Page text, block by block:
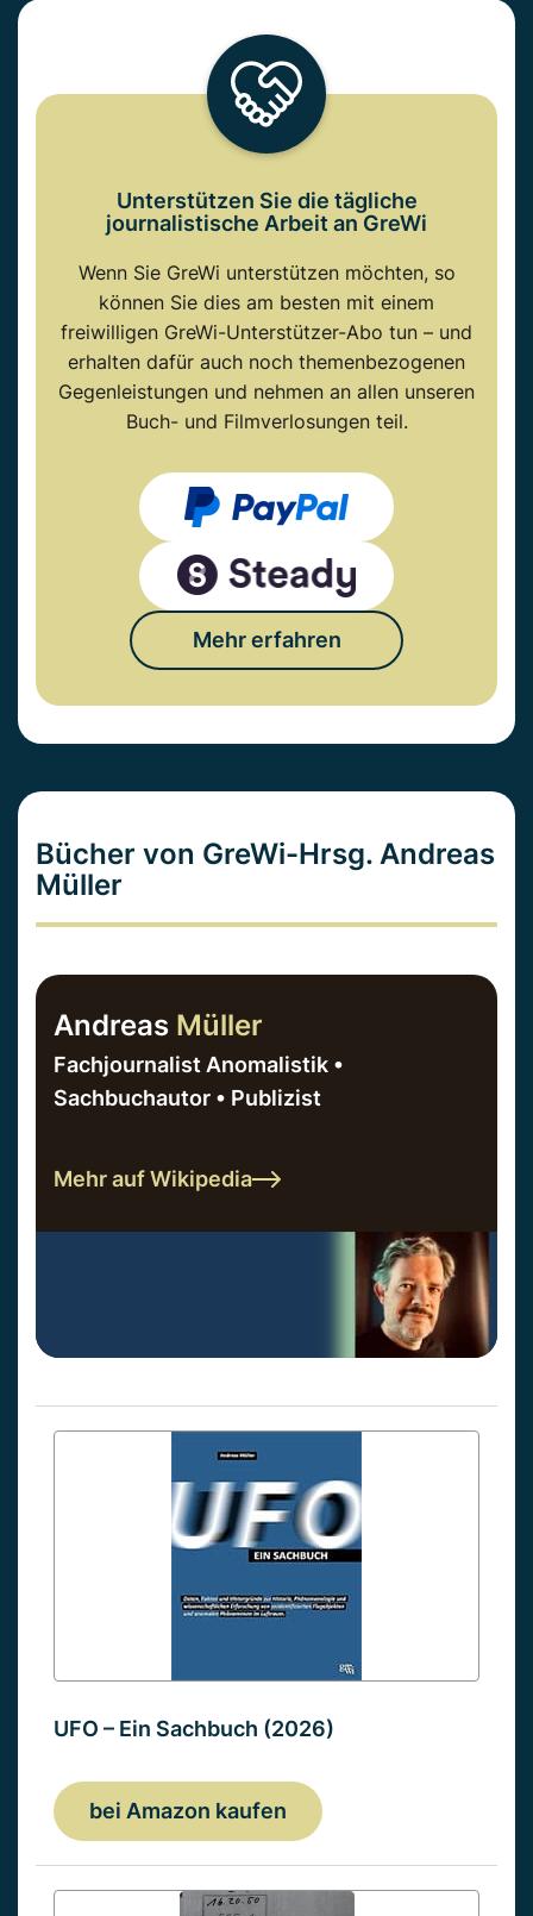
Unterstützen Sie die tägliche
journalistische Arbeit an GreWi
Wenn Sie GreWi unterstützen möchten, so
können Sie dies am besten mit einem
freiwilligen GreWi-Unterstützer-Abo tun – und
erhalten dafür auch noch themenbezogenen
Gegenleistungen und nehmen an allen unseren
Buch- und Filmverlosungen teil.
Mehr erfahren
Bücher von GreWi-Hrsg. Andreas
Müller
Andreas Müller
Fachjournalist Anomalistik •
Sachbuchautor • Publizist
Mehr auf Wikipedia
UFO – Ein Sachbuch (2026)
bei Amazon kaufen